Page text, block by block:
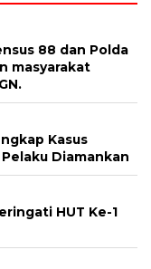
88 dan Polda
masyarakat
Kasus
Diamankan
HUT Ke-1